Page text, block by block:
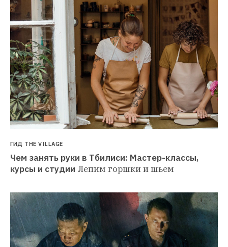
ГИД THE VILLAGE
Чем занять руки в Тбилиси: Мастер-классы,
курсы и студии Лепим горшки и шьем